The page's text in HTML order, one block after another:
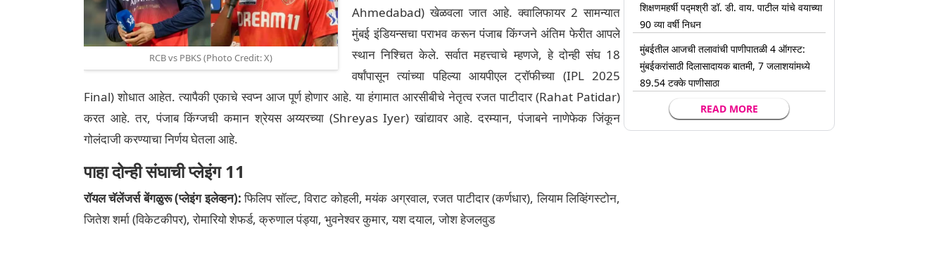
RCB vs PBKS (Photo Credit: X)
Ahmedabad) खेळवला जात आहे. क्वालिफायर 2 सामन्यात
मुंबई इंडियन्सचा पराभव करून पंजाब किंग्जने अंतिम फेरीत आपले
स्थान निश्चित केले. सर्वात महत्त्वाचे म्हणजे, हे दोन्ही संघ 18
वर्षांपासून त्यांच्या पहिल्या आयपीएल ट्रॉफीच्या (IPL 2025
Final) शोधात आहेत. त्यापैकी एकाचे स्वप्न आज पूर्ण होणार आहे. या हंगामात आरसीबीचे नेतृत्व रजत पाटीदार (Rahat Patidar)
करत आहे. तर, पंजाब किंग्जची कमान श्रेयस अय्यरच्या (Shreyas Iyer) खांद्यावर आहे. दरम्यान, पंजाबने नाणेफेक जिंकून
गोलंदाजी करण्याचा निर्णय घेतला आहे.
पाहा दोन्ही संघाची प्लेइंग 11
रॉयल चॅलेंजर्स बेंगळुरू (प्लेइंग इलेव्हन):फिलिप सॉल्ट, विराट कोहली, मयंक अग्रवाल, रजत पाटीदार (कर्णधार), लियाम लिव्हिंगस्टोन,
जितेश शर्मा (विकेटकीपर), रोमारियो शेफर्ड, क्रुणाल पंड्या, भुवनेश्वर कुमार, यश दयाल, जोश हेजलवुड
शिक्षणमहर्षी पद्मश्री डॉ. डी. वाय. पाटील यांचे वयाच्या
90 व्या वर्षी निधन
मुंबईतील आजची तलावांची पाणीपातळी 4 ऑगस्ट:
मुंबईकरांसाठी दिलासादायक बातमी, 7 जलाशयांमध्ये
89.54 टक्के पाणीसाठा
READ MORE